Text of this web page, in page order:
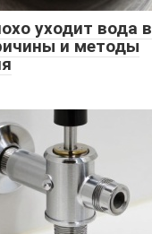
уходит вода в
и методы